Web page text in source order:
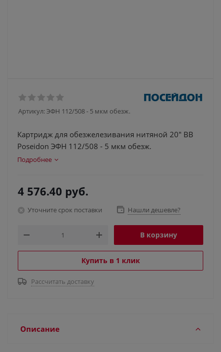
Артикул:ЭФН 112/508 - 5 мкм обезж.
Картридж для обезжелезивания нитяной 20" BB
Poseidon ЭФН 112/508 - 5 мкм обезж.
Подробнее
4 576.40 руб.
Уточните срок поставки Нашли дешевле?
В корзину
Купить в 1 клик
Рассчитать доставку
Описание